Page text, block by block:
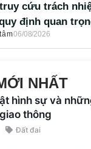
cứu trách
định quan
06/08/2026
NHẤT
hình sự và
thông
Đất đai